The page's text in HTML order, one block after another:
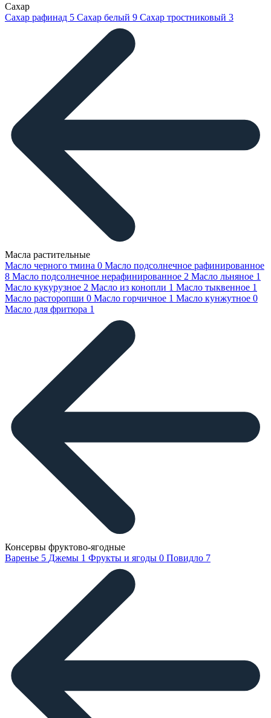
Сахар
Сахар рафинад 5 Сахар белый 9 Сахар тростниковый 3
Масла растительные
Масло черного тмина 0 Масло подсолнечное рафинированное
8 Масло подсолнечное нерафинированное 2 Масло льняное 1
Масло кукурузное 2 Масло из конопли 1 Масло тыквенное 1
Масло расторопши 0 Масло горчичное 1 Масло кунжутное 0
Масло для фритюра 1
Консервы фруктово-ягодные
Варенье 5 Джемы 1 Фрукты и ягоды 0 Повидло 7